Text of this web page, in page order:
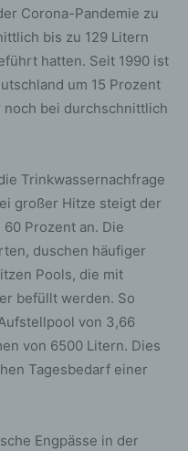
Corona-Pandemie zu
bis zu 129 Litern
hatten. Seit 1990 ist
um 15 Prozent
noch bei durchschnittlich
Trinkwassernachfrage
großer Hitze steigt der
Prozent an. Die
duschen häufiger
Pools, die mit
befüllt werden. So
von 3,66
von 6500 Litern. Dies
Tagesbedarf einer
Engpässe in der